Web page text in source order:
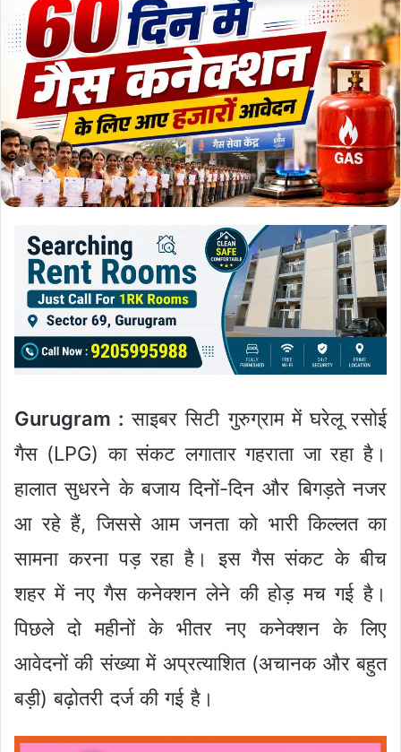
Gurugram : साइबर सिटी गुरुग्राम में घरेलू रसोई
गैस (LPG) का संकट लगातार गहराता जा रहा है।
हालात सुधरने के बजाय दिनों-दिन और बिगड़ते नजर
आ रहे हैं, जिससे आम जनता को भारी किल्लत का
सामना करना पड़ रहा है। इस गैस संकट के बीच
शहर में नए गैस कनेक्शन लेने की होड़ मच गई है।
पिछले दो महीनों के भीतर नए कनेक्शन के लिए
आवेदनों की संख्या में अप्रत्याशित (अचानक और बहुत
बड़ी) बढ़ोतरी दर्ज की गई है।